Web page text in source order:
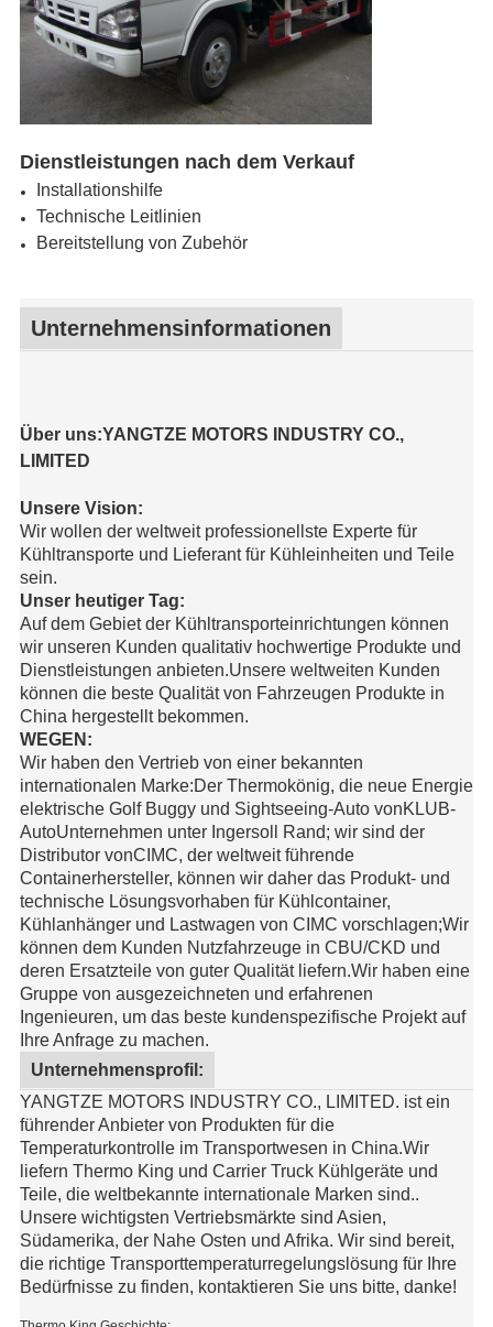
Dienstleistungen nach dem Verkauf
Installationshilfe
Technische Leitlinien
Bereitstellung von Zubehör
Unternehmensinformationen
Über uns:YANGTZE MOTORS INDUSTRY CO.,
LIMITED
Unsere Vision:
Wir wollen der weltweit professionellste Experte für
Kühltransporte und Lieferant für Kühleinheiten und Teile
sein.
Unser heutiger Tag:
Auf dem Gebiet der Kühltransporteinrichtungen können
wir unseren Kunden qualitativ hochwertige Produkte und
Dienstleistungen anbieten.Unsere weltweiten Kunden
können die beste Qualität von Fahrzeugen Produkte in
China hergestellt bekommen.
WEGEN:
Wir haben den Vertrieb von einer bekannten
internationalen Marke:Der Thermokönig, die neue Energie
elektrische Golf Buggy und Sightseeing-Auto vonKLUB-
AutoUnternehmen unter Ingersoll Rand; wir sind der
Distributor vonCIMC, der weltweit führende
Containerhersteller, können wir daher das Produkt- und
technische Lösungsvorhaben für Kühlcontainer,
Kühlanhänger und Lastwagen von CIMC vorschlagen;Wir
können dem Kunden Nutzfahrzeuge in CBU/CKD und
deren Ersatzteile von guter Qualität liefern.Wir haben eine
Gruppe von ausgezeichneten und erfahrenen
Ingenieuren, um das beste kundenspezifische Projekt auf
Ihre Anfrage zu machen.
Unternehmensprofil:
YANGTZE MOTORS INDUSTRY CO., LIMITED. ist ein
führender Anbieter von Produkten für die
Temperaturkontrolle im Transportwesen in China.Wir
liefern Thermo King und Carrier Truck Kühlgeräte und
Teile, die weltbekannte internationale Marken sind..
Unsere wichtigsten Vertriebsmärkte sind Asien,
Südamerika, der Nahe Osten und Afrika. Wir sind bereit,
die richtige Transporttemperaturregelungslösung für Ihre
Bedürfnisse zu finden, kontaktieren Sie uns bitte, danke!